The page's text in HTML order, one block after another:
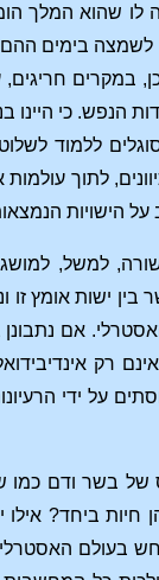
לו שהוא המלך
לשמצה בימים
הנפש. כי
ללמוד
לתוך
הישויות
למשל, למושג
ישות אומץ
אם
רק
על ידי
של בשר ודם
ביחד? אילו
בעולם